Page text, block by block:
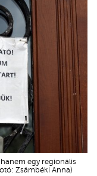
egy regionális
Zsámbéki Anna)